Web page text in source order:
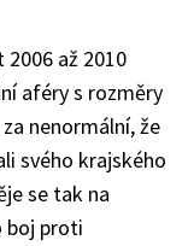
až 2010
aféry s rozměry
nenormální, že
svého krajského
se tak na
boj proti